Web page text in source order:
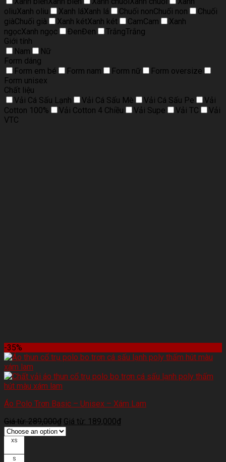
oliuXanh oliu Xanh láXanh lá Chuối nonChuối non
Chuối
giàChuối già Xanh kétXanh két CamCam
Xanh
ngọcXanh ngọc ĐenĐen TrắngTrắng
Giới tính
Nam
Nữ
Form dáng
Form em bé
Form nam Form nữ
Form oversize
Form unisex
Chất liệu
Vải Cá Sấu Lạnh
Vải Cá Sấu Mè Vải Cá Sấu Pe
Vải
Cotton 100%
Vải Cotton 4 Chiều Vải Supe Vải TC
Vải
VTC
-35%
Áo Polo Trơn Basic – Unisex – Xám Lam
Giá từ:289,000₫ Giá từ: 189,000₫
XS
S